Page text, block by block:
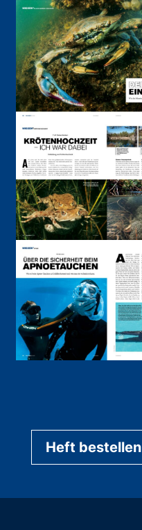
Heft bestellen